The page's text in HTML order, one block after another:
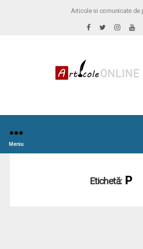
Articole si comunicate de
Meniu
Etichetă: P